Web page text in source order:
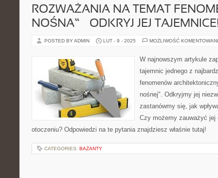
ROZWAŻANIA NA TEMAT
NOŚNA” – ODKRYJ JEJ
POSTED BY ADMIN LUT - 9 - 2025 MOŻLIWOŚĆ
W najnowszym artykule
tajemnic jednego z
fenomenów
nośnej". Odkryjmy jej
zastanówmy się, jak
Czy możemy zauważyć jej
otoczeniu? Odpowiedzi na te pytania znajdziesz właśnie tutaj!
CATEGORIES: BAŻANTY